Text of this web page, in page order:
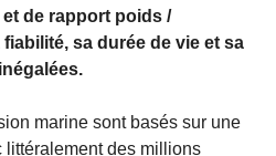
de rapport poids /
sa durée de vie et sa
marine sont basés sur une
des millions